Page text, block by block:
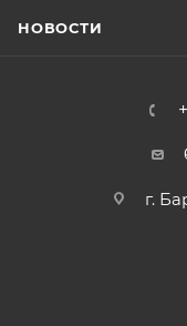
НОВОСТИ
г.